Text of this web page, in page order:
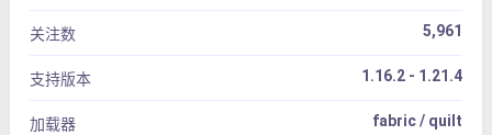
关注数 5,961
支持版本 1.16.2 - 1.21.4
加载器 fabric / quilt